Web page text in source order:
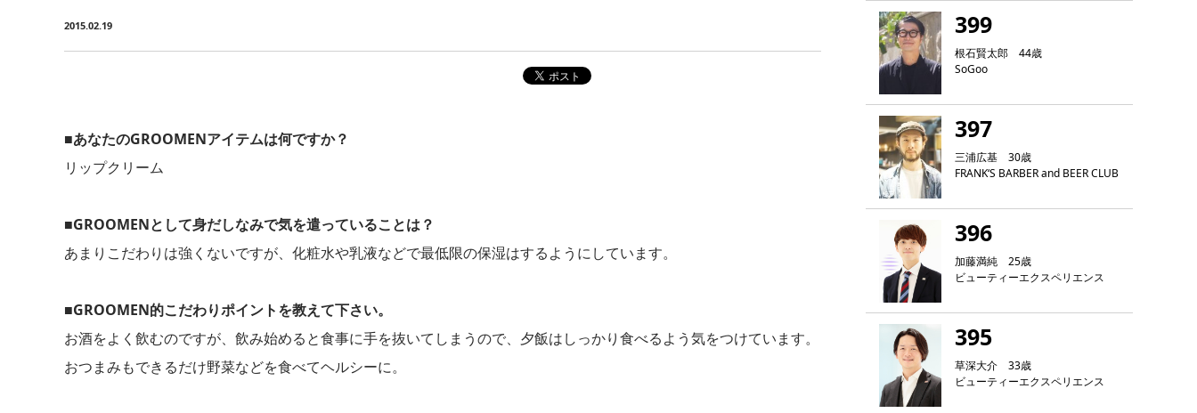
2015.02.19
■あなたのGROOMENアイテムは何ですか？
リップクリーム
■GROOMENとして身だしなみで気を遣っていることは？
あまりこだわりは強くないですが、化粧水や乳液などで最低限の保湿はするようにしています。
■GROOMEN的こだわりポイントを教えて下さい。
お酒をよく飲むのですが、飲み始めると食事に手を抜いてしまうので、夕飯はしっかり食べるよう気をつけています。
おつまみもできるだけ野菜などを食べてヘルシーに。
399
根石賢太郎 44歳
SoGoo
397
三浦広基 30歳
FRANK‘S BARBER and BEER CLUB
396
加藤満純 25歳
ビューティーエクスペリエンス
395
草深大介 33歳
ビューティーエクスペリエンス